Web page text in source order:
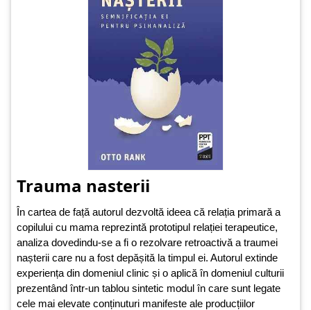
Trauma nasterii
În cartea de față autorul dezvoltă ideea că relația primară a
copilului cu mama reprezintă prototipul relației terapeutice,
analiza dovedindu-se a fi o rezolvare retroactivă a traumei
nașterii care nu a fost depășită la timpul ei. Autorul extinde
experiența din domeniul clinic și o aplică în domeniul culturii
prezentând într‑un tablou sintetic modul în care sunt legate
cele mai elevate conținuturi manifeste ale producțiilor